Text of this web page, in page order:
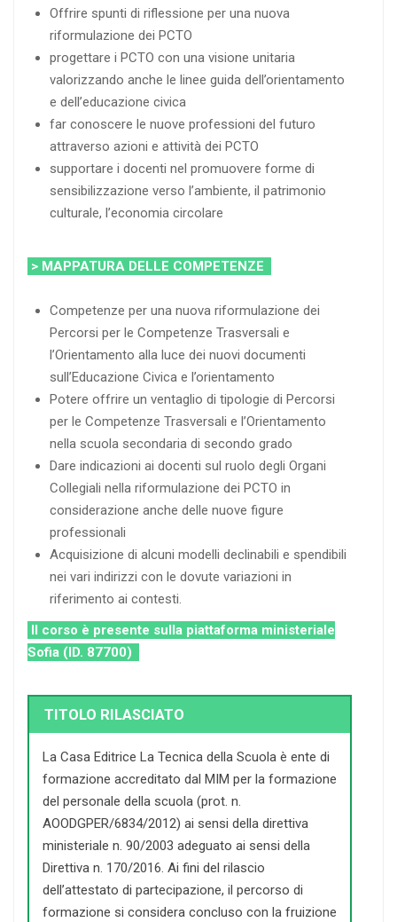
Offrire spunti di riflessione per una nuova
riformulazione dei PCTO
progettare i PCTO con una visione unitaria
valorizzando anche le linee guida dell’orientamento
e dell’educazione civica
far conoscere le nuove professioni del futuro
attraverso azioni e attività dei PCTO
supportare i docenti nel promuovere forme di
sensibilizzazione verso l’ambiente, il patrimonio
culturale, l’economia circolare
> MAPPATURA DELLE COMPETENZE
Competenze per una nuova riformulazione dei
Percorsi per le Competenze Trasversali e
l’Orientamento alla luce dei nuovi documenti
sull’Educazione Civica e l’orientamento
Potere offrire un ventaglio di tipologie di Percorsi
per le Competenze Trasversali e l’Orientamento
nella scuola secondaria di secondo grado
Dare indicazioni ai docenti sul ruolo degli Organi
Collegiali nella riformulazione dei PCTO in
considerazione anche delle nuove figure
professionali
Acquisizione di alcuni modelli declinabili e spendibili
nei vari indirizzi con le dovute variazioni in
riferimento ai contesti.
Il corso è presente sulla piattaforma ministeriale
Sofia (ID. 87700)
TITOLO RILASCIATO
La Casa Editrice La Tecnica della Scuola è ente di
formazione accreditato dal MIM per la formazione
del personale della scuola (prot. n.
AOODGPER/6834/2012) ai sensi della direttiva
ministeriale n. 90/2003 adeguato ai sensi della
Direttiva n. 170/2016. Ai fini del rilascio
dell’attestato di partecipazione, il percorso di
formazione si considera concluso con la fruizione